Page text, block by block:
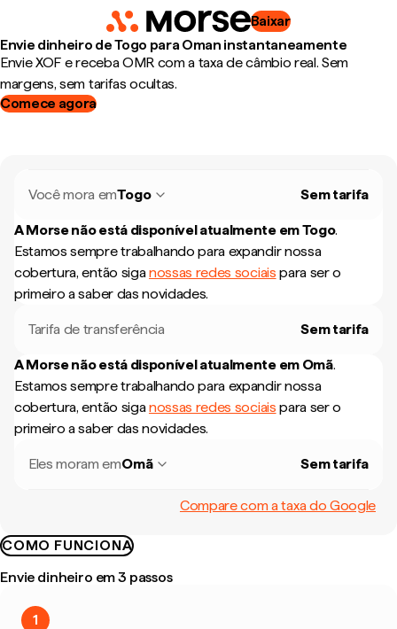
Baixar
Envie dinheiro de Togo para Oman instantaneamente
Envie XOF e receba OMR com a taxa de câmbio real. Sem
margens, sem tarifas ocultas.
Comece agora
Você mora emTogo Sem tarifa
A Morse não está disponível atualmente emTogo.
Estamos sempre trabalhando para expandir nossa
cobertura, então siganossas redes sociais para ser o
primeiro a saber das novidades.
Tarifa de transferência Sem tarifa
A Morse não está disponível atualmente em Omã.
Estamos sempre trabalhando para expandir nossa
cobertura, então siganossas redes sociais para ser o
primeiro a saber das novidades.
Eles moram emOmã Sem tarifa
Compare com a taxa do Google
COMO FUNCIONA
Envie dinheiro em 3 passos
1